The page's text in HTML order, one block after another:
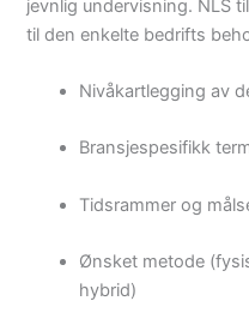
jevnlig undervisning. NLS
til den enkelte bedrifts
Nivåkartlegging av
Bransjespesifikk
Tidsrammer og
Ønsket metode
hybrid)